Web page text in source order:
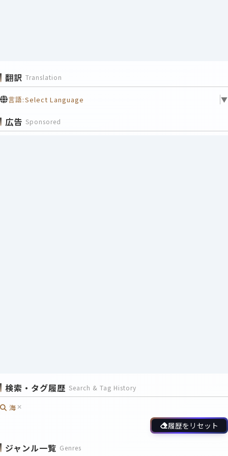
翻訳 Translation
言語:Select Language ▼
広告 Sponsored
検索・タグ履歴 Search & Tag History
海
履歴をリセット
ジャンル一覧 Genres